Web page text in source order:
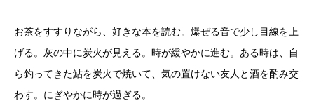
お茶をすすりながら、好きな本を読む。爆ぜる音で少し目線を上
げる。灰の中に炭火が見える。時が緩やかに進む。ある時は、自
ら釣ってきた鮎を炭火で焼いて、気の置けない友人と酒を酌み交
わす。にぎやかに時が過ぎる。